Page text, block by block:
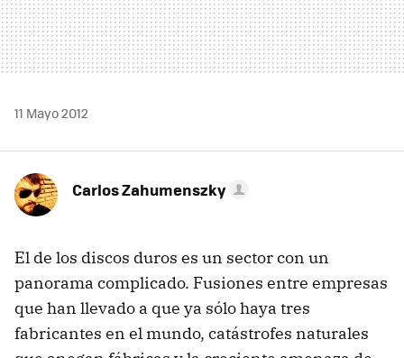
11 Mayo 2012
Carlos Zahumenszky
El de los discos duros es un sector con un
panorama complicado. Fusiones entre empresas
que han llevado a que ya sólo haya tres
fabricantes en el mundo, catástrofes naturales